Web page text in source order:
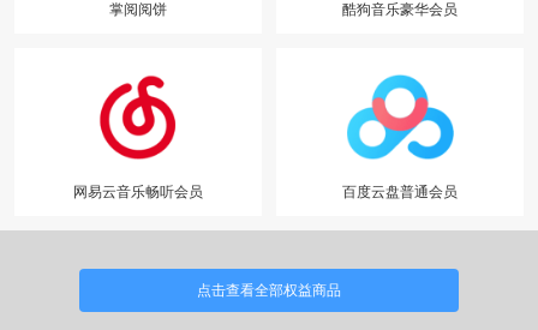
掌阅阅饼 酷狗音乐豪华会员
网易云音乐畅听会员 百度云盘普通会员
点击查看全部权益商品